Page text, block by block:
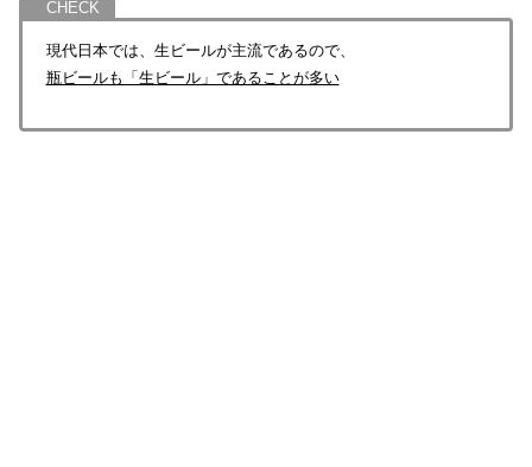
現代日本では、生ビールが主流であるので、
瓶ビールも「生ビール」であることが多い